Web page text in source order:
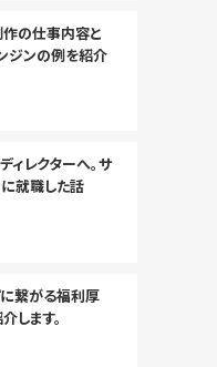
の仕事内容と
ジンの例を紹介
ィレクターへ。サ
就職した話
繋がる福利厚
します。